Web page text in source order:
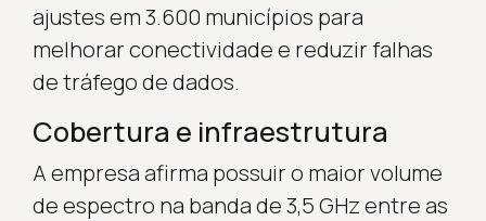
ajustes em 3.600 municípios para
melhorar conectividade e reduzir falhas
de tráfego de dados.
Cobertura e infraestrutura
A empresa afirma possuir o maior volume
de espectro na banda de 3,5 GHz entre as